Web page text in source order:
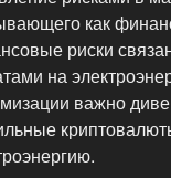
как
риски
на
важно